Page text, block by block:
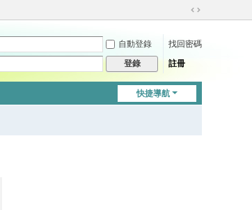
切
到
自動登錄
找回密碼
登錄 註冊
快捷導航